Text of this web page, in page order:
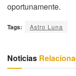
oportunamente.
Tags: Astro Luna
Noticias